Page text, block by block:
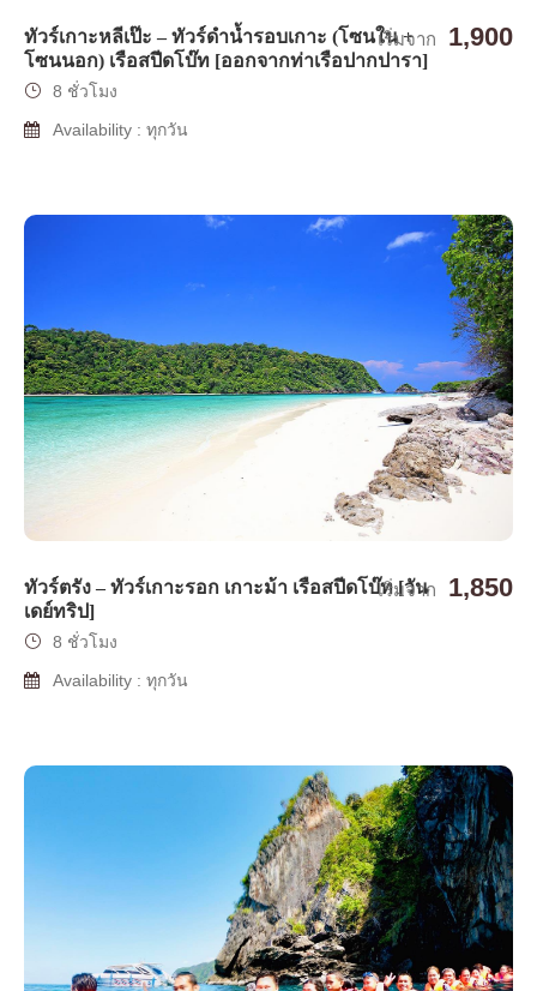
ทัวร์เกาะหลีเป๊ะ – ทัวร์ดำน้ำรอบเกาะ (โซนใน +
โซนนอก) เรือสปีดโบ๊ท [ออกจากท่าเรือปากปารา]
เริ่มจาก 1,900
8 ชั่วโมง
Availability : ทุกวัน
ทัวร์ตรัง – ทัวร์เกาะรอก เกาะม้า เรือสปีดโบ๊ท [วัน
เดย์ทริป]
เริ่มจาก 1,850
8 ชั่วโมง
Availability : ทุกวัน